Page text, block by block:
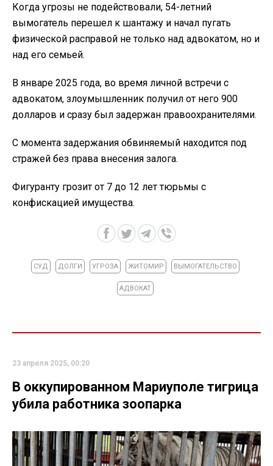
Когда угрозы не подействовали, 54-летний
вымогатель перешел к шантажу и начал пугать
физической расправой не только над адвокатом, но и
над его семьей.
В январе 2025 года, во время личной встречи с
адвокатом, злоумышленник получил от него 900
долларов и сразу был задержан правоохранителями.
С момента задержания обвиняемый находится под
стражей без права внесения залога.
Фигуранту грозит от 7 до 12 лет тюрьмы с
конфискацией имущества.
СУД ДОЛГИ УГРОЗА ЖИТОМИР ВЫМОГАТЕЛЬСТВО
АДВОКАТ
23 апреля 2025, 00:20
В оккупированном Мариуполе тигрица
убила работника зоопарка